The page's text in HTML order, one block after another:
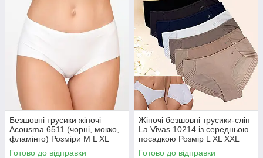
Безшовні трусики жіночі
Acousma 6511 (чорні, мокко,
фламінго) Розміри M L XL
XXL
Готово до відправки
Жіночі безшовні трусики-сліп
La Vivas 10214 із середньою
посадкою Розмір L XL XXL
Готово до відправки